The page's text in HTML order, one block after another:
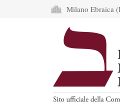
Milano Ebraica